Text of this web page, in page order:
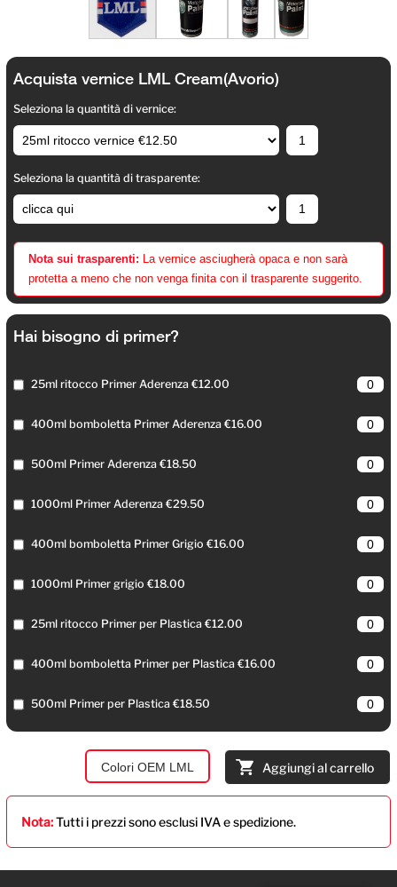
Acquista vernice LML Cream(Avorio)
Seleziona la quantità di vernice:
Seleziona la quantità di trasparente:
Nota sui trasparenti: La vernice asciugherà opaca e non sarà
protetta a meno che non venga finita con il trasparente suggerito.
Hai bisogno di primer?
25ml ritocco Primer Aderenza €12.00
400ml bomboletta Primer Aderenza €16.00
500ml Primer Aderenza €18.50
1000ml Primer Aderenza €29.50
400ml bomboletta Primer Grigio €16.00
1000ml Primer grigio €18.00
25ml ritocco Primer per Plastica €12.00
400ml bomboletta Primer per Plastica €16.00
500ml Primer per Plastica €18.50
Aggiungi al carrello
Colori OEM LML
Nota:Tutti i prezzi sono esclusi IVA e spedizione.